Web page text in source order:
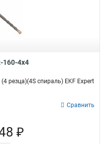
160-4x4
резца)(4S спираль) EKF Expert
Сравнить
₽